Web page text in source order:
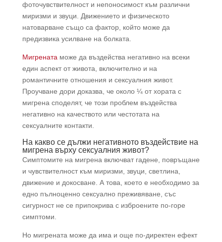
фоточувствителност и непоносимост към различни
миризми и звуци. Движението и физическото
натоварване също са фактор, който може да
предизвика усилване на болката.
Мигренатаможе да въздейства негативно на всеки
един аспект от живота, включително и на
романтичните отношения и сексуалния живот.
Проучване дори доказва, че около ¼ от хората с
мигрена споделят, че този проблем въздейства
негативно на качеството или честотата на
сексуалните контакти.
На какво се дължи негативното въздействие на
мигренавърху сексуалния живот?
Симптомите на мигрена включват гадене, повръщане
и чувствителност към миризми, звуци, светлина,
движение и докосване. А това, което е необходимо за
едно пълноценно сексуално преживяване, със
сигурност не се припокрива с изброените по-горе
симптоми.
Но мигрената може да има и още по-директен ефект